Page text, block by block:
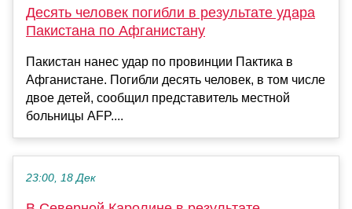
Десять человек погибли в результате удара
Пакистана по Афганистану
Пакистан нанес удар по провинции Пактика в
Афганистане. Погибли десять человек, в том числе
двое детей, сообщил представитель местной
больницы AFP....
23:00, 18 Дек